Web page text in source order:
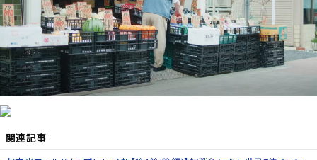
関連記事